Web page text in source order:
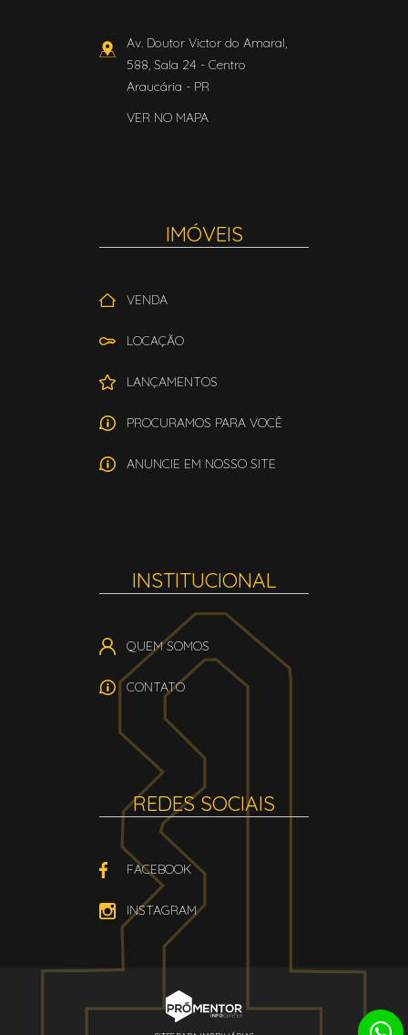
Av. Doutor Victor do Amaral,
588, Sala 24 - Centro
Araucária - PR
VER NO MAPA
IMÓVEIS
VENDA
LOCAÇÃO
LANÇAMENTOS
PROCURAMOS PARA VOCÊ
ANUNCIE EM NOSSO SITE
INSTITUCIONAL
QUEM SOMOS
CONTATO
REDES SOCIAIS
FACEBOOK
INSTAGRAM